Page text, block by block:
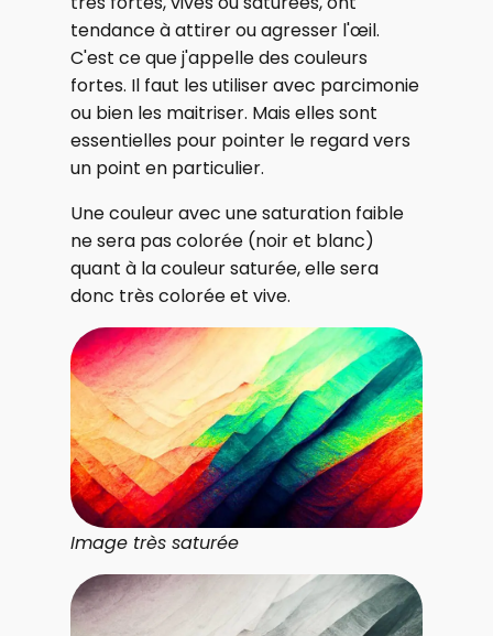
tendance à attirer ou agresser l'œil.
C'est ce que j'appelle des couleurs
fortes. Il faut les utiliser avec parcimonie
ou bien les maitriser. Mais elles sont
essentielles pour pointer le regard vers
un point en particulier.
Une couleur avec une saturation faible
ne sera pas colorée (noir et blanc)
quant à la couleur saturée, elle sera
donc très colorée et vive.
Image très saturée